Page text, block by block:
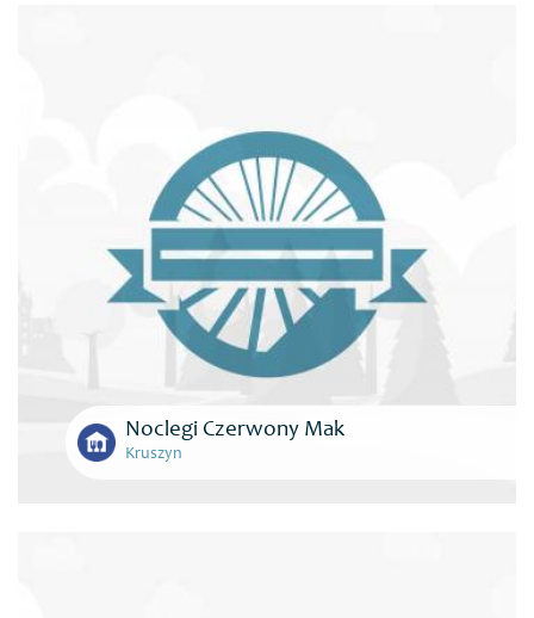
Noclegi Czerwony Mak
Kruszyn